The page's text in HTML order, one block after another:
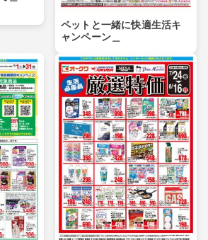
ペットと一緒に快適生活キ
ャンペーン＿